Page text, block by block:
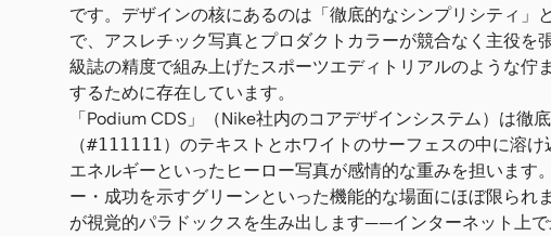
です。デザインの核にあるのは「徹底的なシンプリシティ
で、アスレチック写真とプロダクトカラーが競合なく主役
級誌の精度で組み上げたスポーツエディトリアルのような
するために存在しています。
「Podium CDS」（Nike社内のコアデザインシステム）は徹
（#111111 ）のテキストとホワイトのサーフェスの中に溶
エネルギーといったヒーロー写真が感情的な重みを担いま
ー・成功を示すグリーンといった機能的な場面にほぼ限ら
が視覚的パラドックスを生み出します——インターネット上